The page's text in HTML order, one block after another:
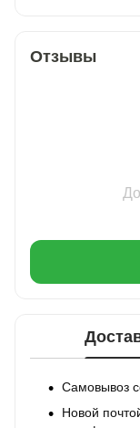
Отзывы
Самовывоз
Новой